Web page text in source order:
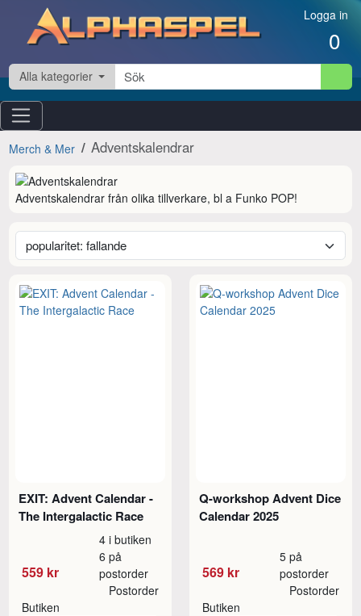
Hoppa till innehåll Logga in
0
Alla kategorier
Merch & Mer Adventskalendrar
Adventskalendrar från olika tillverkare, bl a Funko POP!
EXIT: Advent Calendar -
The Intergalactic Race
559 kr
4 i butiken
6 på
postorder
Butiken
Postorder
Q-workshop Advent Dice
Calendar 2025
569 kr
5 på
postorder
Butiken
Postorder